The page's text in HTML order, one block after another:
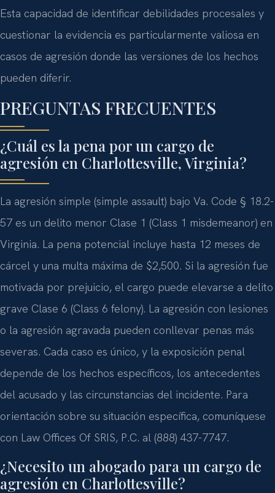
Esta capacidad de identificar debilidades procesales y
cuestionar la evidencia es particularmente valiosa en
casos de agresión donde las versiones de los hechos
pueden diferir.
PREGUNTAS FRECUENTES
¿Cuál es la pena por un cargo de
agresión en Charlottesville, Virginia?
La agresión simple (simple assault) bajo Va. Code § 18.2-
57 es un delito menor Clase 1 (Class 1 misdemeanor) en
Virginia. La pena potencial incluye hasta 12 meses de
cárcel y una multa máxima de $2,500. Si la agresión fue
motivada por prejuicio, el cargo puede elevarse a delito
grave Clase 6 (Class 6 felony). La agresión con lesiones
o la agresión agravada pueden conllevar penas más
severas. Cada caso es único, y la exposición penal
depende de los hechos específicos, los antecedentes
del acusado y las circunstancias del incidente. Para
orientación sobre su situación específica, comuníquese
con Law Offices Of SRIS, P.C. al (888) 437-7747.
¿Necesito un abogado para un cargo de
agresión en Charlottesville?